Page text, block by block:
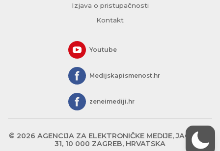
Izjava o pristupačnosti
Kontakt
Youtube
Medijskapismenost.hr
zeneimediji.hr
© 2026 AGENCIJA ZA ELEKTRONIČKE MEDIJE, JAGIĆEVA
31, 10 000 ZAGREB, HRVATSKA